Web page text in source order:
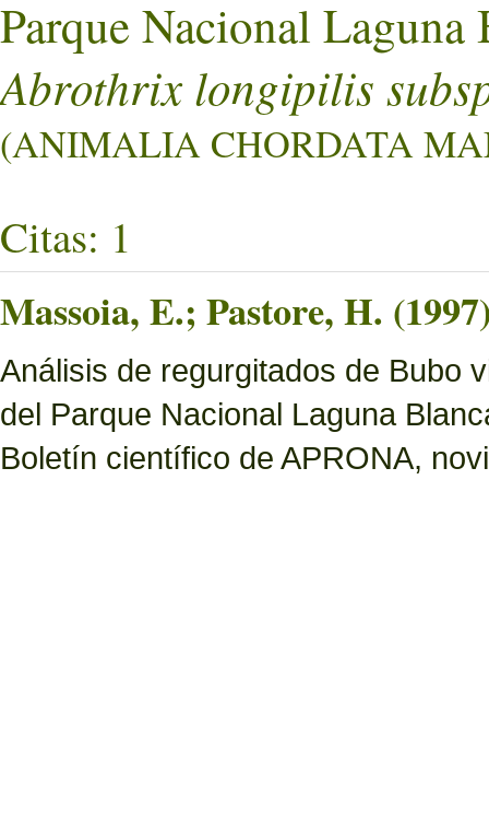
Parque Nacional Laguna
Abrothrix longipilis
(ANIMALIA CHORDATA
Citas: 1
Massoia, E.; Pastore, H.
Análisis de regurgitados de Bubo
del Parque Nacional Laguna
Boletín científico de APRONA,